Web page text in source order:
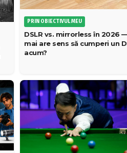
PRIN OBIECTIVUL MEU
DSLR vs. mirrorless în 2026
mai are sens să cumperi un
acum?